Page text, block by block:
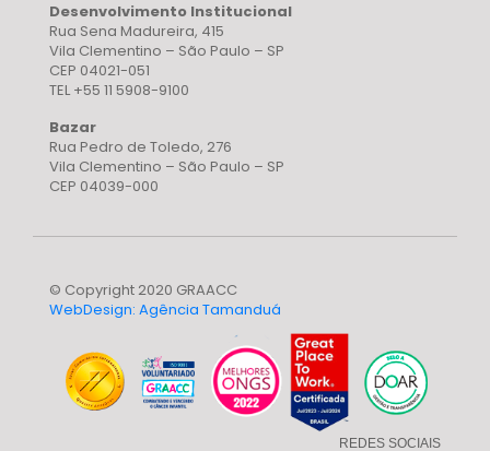
Desenvolvimento Institucional
Rua Sena Madureira, 415
Vila Clementino – São Paulo – SP
CEP 04021-051
TEL +55 11 5908-9100
Bazar
Rua Pedro de Toledo, 276
Vila Clementino – São Paulo – SP
CEP 04039-000
© Copyright 2020 GRAACC
WebDesign: Agência Tamanduá
REDES SOCIAIS